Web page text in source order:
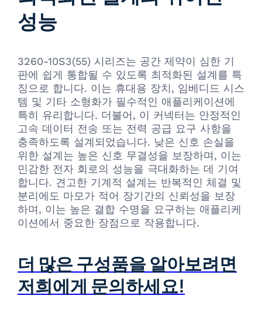
성능
3260-10S3(55) 시리즈는 공간 제약이 심한 기
판에 쉽게 통합될 수 있도록 최적화된 설계를 특
징으로 합니다. 이는 휴대용 장치, 임베디드 시스
템 및 기타 소형화가 필수적인 애플리케이션에
특히 유리합니다. 더불어, 이 커넥터는 안정적인
고속 데이터 전송 또는 전력 공급 요구 사항을
충족하도록 설계되었습니다. 낮은 신호 손실을
위한 설계는 높은 신호 무결성을 보장하며, 이는
민감한 전자 회로의 성능을 극대화하는 데 기여
합니다. 견고한 기계적 설계는 반복적인 체결 및
분리에도 마모가 적어 장기간의 신뢰성을 보장
하며, 이는 높은 결합 수명을 요구하는 애플리케
이션에서 중요한 장점으로 작용합니다.
더 많은 구성품을 알아보려면
저희에게 문의하세요!